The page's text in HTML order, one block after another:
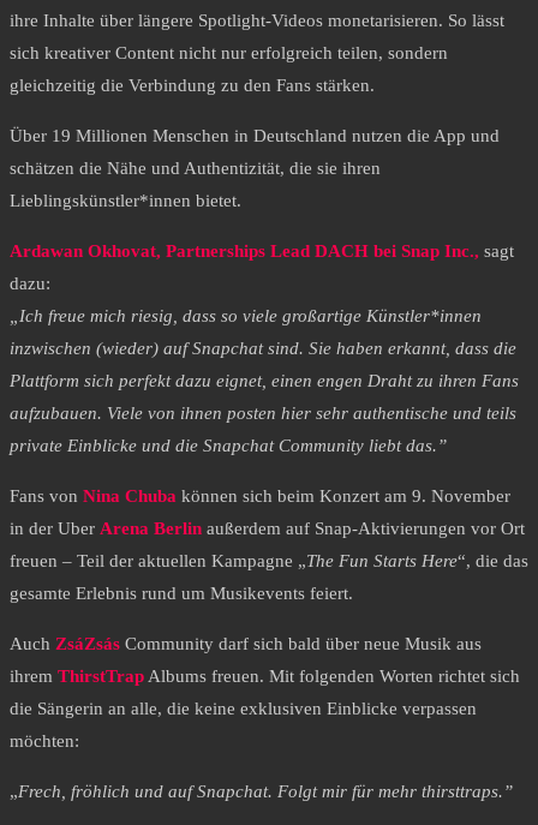
ihre Inhalte über längere Spotlight-Videos monetarisieren. So lässt
sich kreativer Content nicht nur erfolgreich teilen, sondern
gleichzeitig die Verbindung zu den Fans stärken.
Über 19 Millionen Menschen in Deutschland nutzen die App und
schätzen die Nähe und Authentizität, die sie ihren
Lieblingskünstler*innen bietet.
Ardawan Okhovat, Partnerships Lead DACH bei Snap Inc., sagt
dazu:
„Ich freue mich riesig, dass so viele großartige Künstler*innen
inzwischen (wieder) auf Snapchat sind. Sie haben erkannt, dass die
Plattform sich perfekt dazu eignet, einen engen Draht zu ihren Fans
aufzubauen. Viele von ihnen posten hier sehr authentische und teils
private Einblicke und die Snapchat Community liebt das.”
Fans von Nina Chuba können sich beim Konzert am 9. November
in der Uber Arena Berlin außerdem auf Snap-Aktivierungen vor Ort
freuen – Teil der aktuellen Kampagne „The Fun Starts Here“, die das
gesamte Erlebnis rund um Musikevents feiert.
Auch ZsáZsás Community darf sich bald über neue Musik aus
ihrem ThirstTrapAlbums freuen. Mit folgenden Worten richtet sich
die Sängerin an alle, die keine exklusiven Einblicke verpassen
möchten:
„Frech, fröhlich und auf Snapchat. Folgt mir für mehr thirsttraps.”